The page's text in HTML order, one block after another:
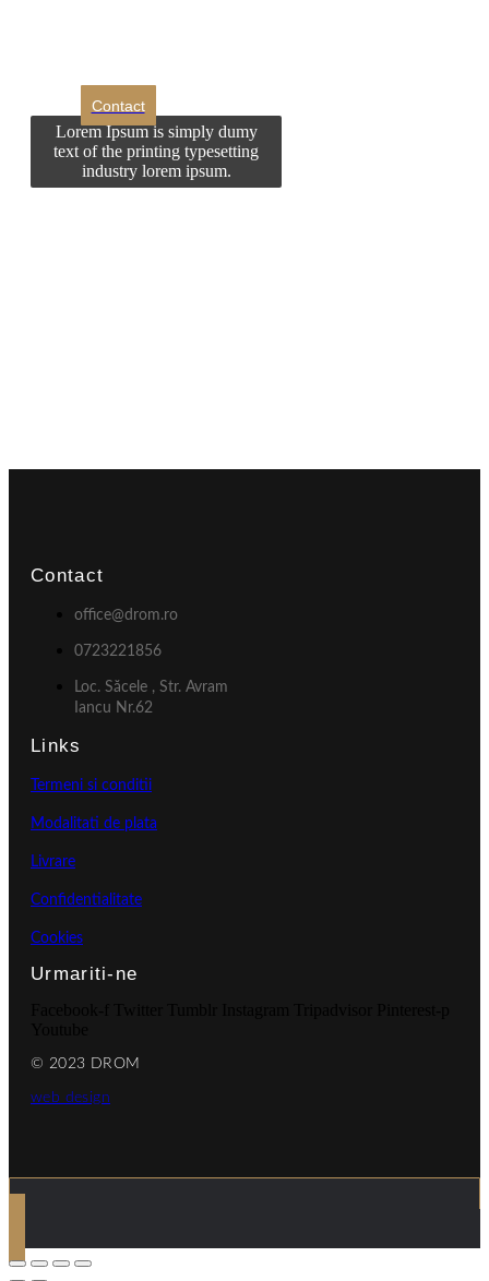
Contact
Lorem Ipsum is simply dumy
text of the printing typesetting
industry lorem ipsum.
Contact
office@drom.ro
0723221856
Loc. Săcele , Str. Avram
Iancu Nr.62
Links
Termeni si conditii
Modalitati de plata
Livrare
Confidentialitate
Cookies
Urmariti-ne
© 2023 DROM
web design